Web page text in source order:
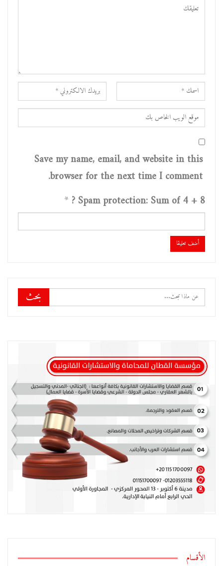
Save my name, email, and website in this
browser for the next time I comment.
Spam protection: Sum of 4 + 8 ?
*
الأقسام